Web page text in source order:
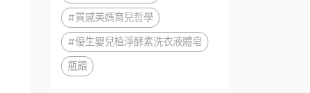
#質感美媽育兒哲學
#優生嬰兒植淨酵素洗衣液體皂
瓶餵